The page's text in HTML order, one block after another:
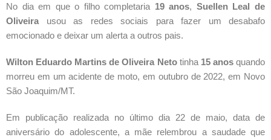
No dia em que o filho completaria 19 anos, Suellen Leal de
Oliveira usou as redes sociais para fazer um desabafo
emocionado e deixar um alerta a outros pais.
Wilton Eduardo Martins de Oliveira Neto tinha 15 anos quando
morreu em um acidente de moto, em outubro de 2022, em Novo
São Joaquim/MT.
Em publicação realizada no último dia 22 de maio, data de
aniversário do adolescente, a mãe relembrou a saudade que